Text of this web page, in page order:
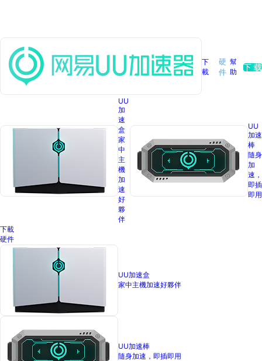
下
載
硬
件
幫
助
下 载
UU
加
速
盒
家
中
主
機
加
速
好
夥
伴
UU
加速
棒
隨身
加
速，
即插
即用
下載
硬件
UU加速盒
家中主機加速好夥伴
UU加速棒
隨身加速，即插即用